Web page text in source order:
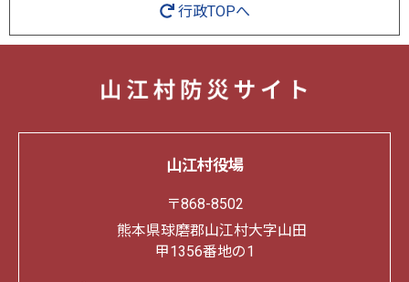
行政TOPへ
山江村役場
〒868-8502
熊本県球磨郡山江村大字山田
甲1356番地の1